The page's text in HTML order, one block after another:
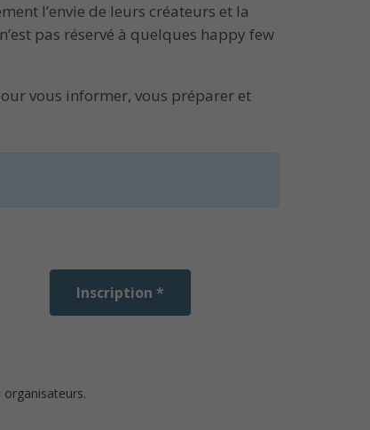
l’envie de leurs créateurs et la
pas réservé à quelques happy few
vous informer, vous préparer et
Inscription *